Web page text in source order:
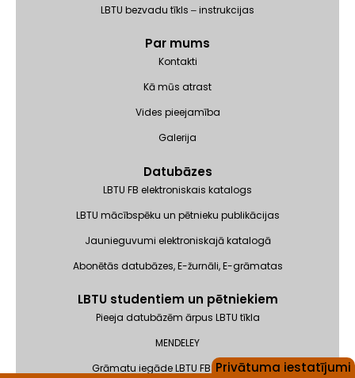
LBTU bezvadu tīkls ‒ instrukcijas
Par mums
Kontakti
Kā mūs atrast
Vides pieejamība
Galerija
Datubāzes
LBTU FB elektroniskais katalogs
LBTU mācībspēku un pētnieku publikācijas
Jaunieguvumi elektroniskajā katalogā
Abonētās datubāzes, E-žurnāli, E-grāmatas
LBTU studentiem un pētniekiem
Pieeja datubāzēm ārpus LBTU tīkla
MENDELEY
Grāmatu iegāde LBTU FB krājumamPrivātuma iestatījumi